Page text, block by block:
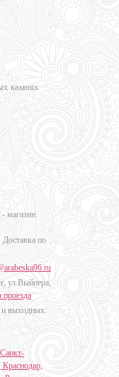
камнях
магазин
по
ул.Выйнера,
проезда
и выходных:
Краснодар,